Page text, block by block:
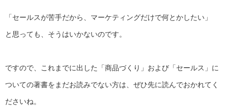
「セールスが苦手だから、マーケティングだけで何とかしたい」
と思っても、そうはいかないのです。
ですので、これまでに出した「商品づくり」および「セールス」 に
ついての著書をまだお読みでない方は、 ぜひ先に読んでおかれてく
ださいね。